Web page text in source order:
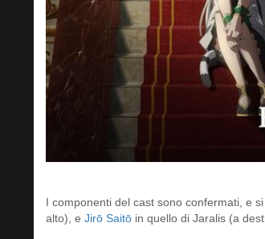
I componenti del cast sono confermati, e
alto), e Jirō Saitō in quello di Jaralis (a